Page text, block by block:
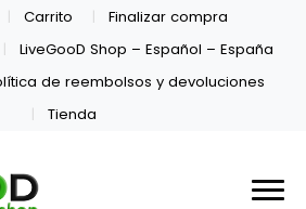
Carrito
Finalizar compra
LiveGooD Shop – Español – España
de reembolsos y devoluciones
Tienda